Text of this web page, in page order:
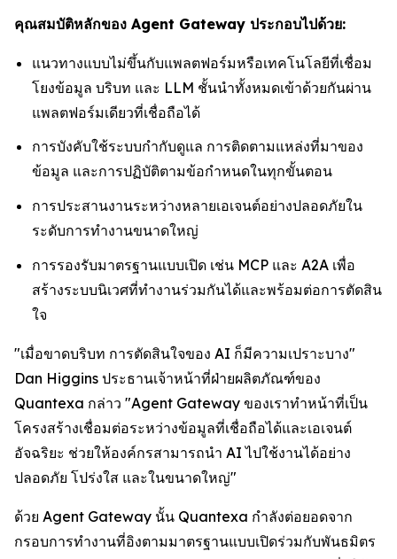
คุณสมบัติหลักของ Agent Gateway ประกอบไปด้วย:
แนวทางแบบไม่ขึ้นกับแพลตฟอร์มหรือเทคโนโลยีที่เชื่อม
โยงข้อมูล บริบท และ LLM ชั้นนำทั้งหมดเข้าด้วยกันผ่าน
แพลตฟอร์มเดียวที่เชื่อถือได้
การบังคับใช้ระบบกำกับดูแล การติดตามแหล่งที่มาของ
ข้อมูล และการปฏิบัติตามข้อกำหนดในทุกขั้นตอน
การประสานงานระหว่างหลายเอเจนต์อย่างปลอดภัยใน
ระดับการทำงานขนาดใหญ่
การรองรับมาตรฐานแบบเปิด เช่น MCP และ A2A เพื่อ
สร้างระบบนิเวศที่ทำงานร่วมกันได้และพร้อมต่อการตัดสิน
ใจ
"เมื่อขาดบริบท การตัดสินใจของ AI ก็มีความเปราะบาง"
Dan Higgins ประธานเจ้าหน้าที่ฝ่ายผลิตภัณฑ์ของ
Quantexa กล่าว "Agent Gateway ของเราทำหน้าที่เป็น
โครงสร้างเชื่อมต่อระหว่างข้อมูลที่เชื่อถือได้และเอเจนต์
อัจฉริยะ ช่วยให้องค์กรสามารถนำ AI ไปใช้งานได้อย่าง
ปลอดภัย โปร่งใส และในขนาดใหญ่"
ด้วย Agent Gateway นั้น Quantexa กำลังต่อยอดจาก
กรอบการทำงานที่อิงตามมาตรฐานแบบเปิดร่วมกับพันธมิตร